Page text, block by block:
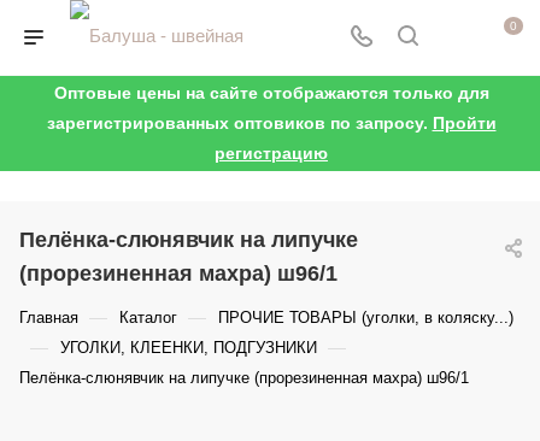
0
Оптовые цены на сайте отображаются только для
зарегистрированных оптовиков по запросу. Пройти
регистрацию
Пелёнка-слюнявчик на липучке
(прорезиненная махра) ш96/1
Главная — Каталог — ПРОЧИЕ ТОВАРЫ (уголки, в коляску...)
— УГОЛКИ, КЛЕЕНКИ, ПОДГУЗНИКИ —
Пелёнка-слюнявчик на липучке (прорезиненная махра) ш96/1